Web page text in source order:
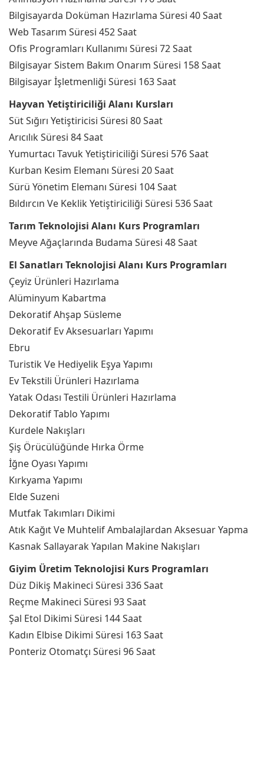
Bilgisayarda Doküman Hazırlama Süresi 40 Saat
Web Tasarım Süresi 452 Saat
Ofis Programları Kullanımı Süresi 72 Saat
Bilgisayar Sistem Bakım Onarım Süresi 158 Saat
Bilgisayar İşletmenliği Süresi 163 Saat
Hayvan Yetiştiriciliği Alanı Kursları
Süt Sığırı Yetiştiricisi Süresi 80 Saat
Arıcılık Süresi 84 Saat
Yumurtacı Tavuk Yetiştiriciliği Süresi 576 Saat
Kurban Kesim Elemanı Süresi 20 Saat
Sürü Yönetim Elemanı Süresi 104 Saat
Bıldırcın Ve Keklik Yetiştiriciliği Süresi 536 Saat
Tarım Teknolojisi Alanı Kurs Programları
Meyve Ağaçlarında Budama Süresi 48 Saat
El Sanatları Teknolojisi Alanı Kurs Programları
Çeyiz Ürünleri Hazırlama
Alüminyum Kabartma
Dekoratif Ahşap Süsleme
Dekoratif Ev Aksesuarları Yapımı
Ebru
Turistik Ve Hediyelik Eşya Yapımı
Ev Tekstili Ürünleri Hazırlama
Yatak Odası Testili Ürünleri Hazırlama
Dekoratif Tablo Yapımı
Kurdele Nakışları
Şiş Örücülüğünde Hırka Örme
İğne Oyası Yapımı
Kırkyama Yapımı
Elde Suzeni
Mutfak Takımları Dikimi
Atık Kağıt Ve Muhtelif Ambalajlardan Aksesuar Yapma
Kasnak Sallayarak Yapılan Makine Nakışları
Giyim Üretim Teknolojisi Kurs Programları
Düz Dikiş Makineci Süresi 336 Saat
Reçme Makineci Süresi 93 Saat
Şal Etol Dikimi Süresi 144 Saat
Kadın Elbise Dikimi Süresi 163 Saat
Ponteriz Otomatçı Süresi 96 Saat